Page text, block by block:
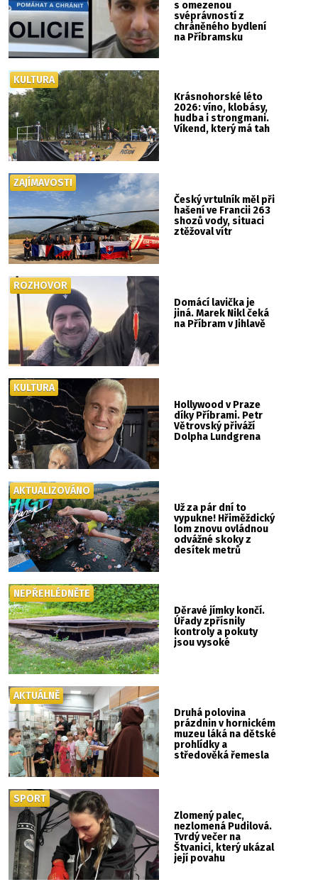
s omezenou
svéprávností z
chráněného bydlení
na Příbramsku
Krásnohorské léto
2026: víno, klobásy,
hudba i strongmani.
Víkend, který má tah
KULTURA
Český vrtulník měl při
hašení ve Francii 263
shozů vody, situaci
ztěžoval vítr
ZAJÍMAVOSTI
Domácí lavička je
jiná. Marek Nikl čeká
na Příbram v Jihlavě
ROZHOVOR
Hollywood v Praze
díky Příbrami. Petr
Větrovský přiváží
Dolpha Lundgrena
KULTURA
Už za pár dní to
vypukne! Hřiměždický
lom znovu ovládnou
odvážné skoky z
desítek metrů
AKTUALIZOVÁNO
Děravé jímky končí.
Úřady zpřísnily
kontroly a pokuty
jsou vysoké
NEPŘEHLÉDNĚTE
Druhá polovina
prázdnin v hornickém
muzeu láká na dětské
prohlídky a
středověká řemesla
AKTUÁLNĚ
Zlomený palec,
nezlomená Pudilová.
Tvrdý večer na
Štvanici, který ukázal
její povahu
SPORT